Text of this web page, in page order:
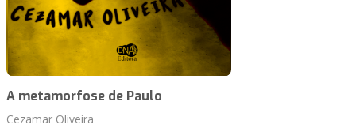
A metamorfose de Paulo
Cezamar Oliveira